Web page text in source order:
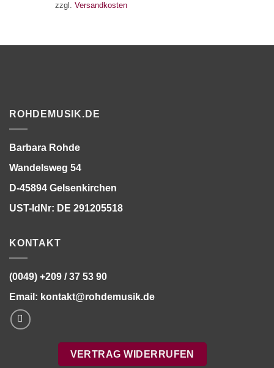
zzgl. Versandkosten
ROHDEMUSIK.DE
Barbara Rohde
Wandelsweg 54
D-45894 Gelsenkirchen
UST-IdNr: DE 291205518
KONTAKT
(0049) +209 / 37 53 90
Email: kontakt@rohdemusik.de
VERTRAG WIDERRUFEN